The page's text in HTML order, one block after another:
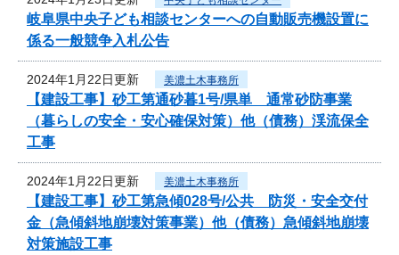
岐阜県中央子ども相談センターへの自動販売機設置に
係る一般競争入札公告
2024年1月22日更新 美濃土木事務所
【建設工事】砂工第通砂暮1号/県単 通常砂防事業
（暮らしの安全・安心確保対策）他（債務）渓流保全
工事
2024年1月22日更新 美濃土木事務所
【建設工事】砂工第急傾028号/公共 防災・安全交付
金（急傾斜地崩壊対策事業）他（債務）急傾斜地崩壊
対策施設工事